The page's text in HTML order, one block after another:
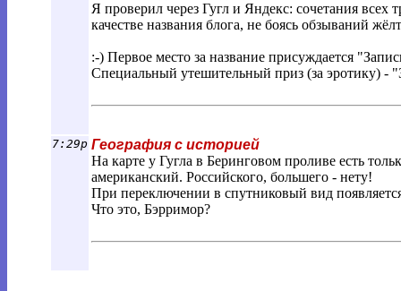
Я проверил через Гугл и Яндекс: сочетания всех
качестве названия блога, не боясь обзываний
:-) Первое место за название присуждается
Специальный утешительный приз (за эротику) -
7:29p География с историей
На карте у Гугла в Беринговом проливе есть
американский. Российского, большего - нету!
При переключении в спутниковый вид
Что это, Бэрримор?